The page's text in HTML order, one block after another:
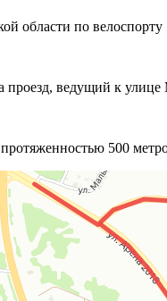
области по
проезд, ведущий к
500